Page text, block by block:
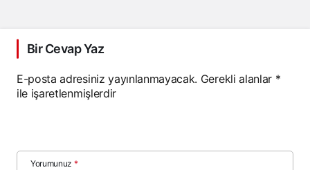
Bir Cevap Yaz
E-posta adresiniz yayınlanmayacak. Gerekli alanlar *
ile işaretlenmişlerdir
Yorumunuz *